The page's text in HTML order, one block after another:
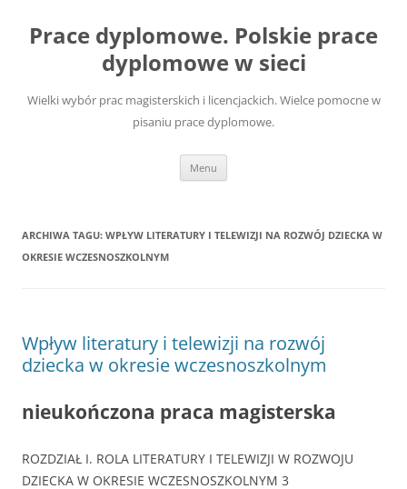
treści
Prace dyplomowe. Polskie prace
dyplomowe w sieci
Wielki wybór prac magisterskich i licencjackich. Wielce pomocne w
pisaniu prace dyplomowe.
Menu
ARCHIWA TAGU: WPŁYW LITERATURY I TELEWIZJI NA ROZWÓJ DZIECKA W
OKRESIE WCZESNOSZKOLNYM
Wpływ literatury i telewizji na rozwój
dziecka w okresie wczesnoszkolnym
nieukończona praca magisterska
ROZDZIAŁ I. ROLA LITERATURY I TELEWIZJI W ROZWOJU
DZIECKA W OKRESIE WCZESNOSZKOLNYM 3